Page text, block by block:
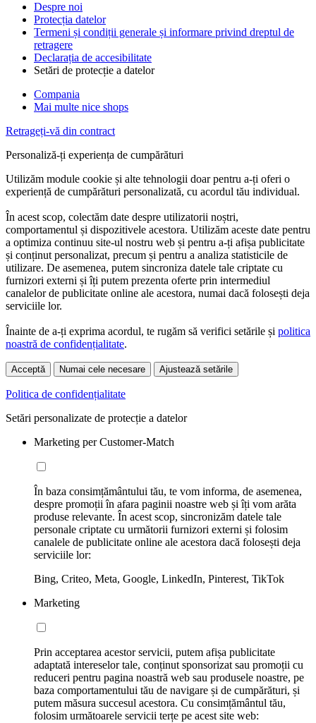
Despre noi
Protecția datelor
Termeni și condiții generale și informare privind dreptul de
retragere
Declarația de accesibilitate
Setări de protecție a datelor
Compania
Mai multe nice shops
Retrageți-vă din contract
Personaliză-ți experiența de cumpărături
Utilizăm module cookie și alte tehnologii doar pentru a-ți oferi o
experiență de cumpărături personalizată, cu acordul tău individual.
În acest scop, colectăm date despre utilizatorii noștri,
comportamentul și dispozitivele acestora. Utilizăm aceste date pentru
a optimiza continuu site-ul nostru web și pentru a-ți afișa publicitate
și conținut personalizat, precum și pentru a analiza statisticile de
utilizare. De asemenea, putem sincroniza datele tale criptate cu
furnizori externi și îți putem prezenta oferte prin intermediul
canalelor de publicitate online ale acestora, numai dacă folosești deja
serviciile lor.
Înainte de a-ți exprima acordul, te rugăm să verifici setările și politica
noastră de confidențialitate.
Acceptă Numai cele necesare Ajustează setările
Politica de confidențialitate
Setări personalizate de protecție a datelor
Marketing per Customer-Match
În baza consimțământului tău, te vom informa, de asemenea,
despre promoții în afara paginii noastre web și îți vom arăta
produse relevante. În acest scop, sincronizăm datele tale
personale criptate cu următorii furnizori externi și folosim
canalele de publicitate online ale acestora dacă folosești deja
serviciile lor:
Bing, Criteo, Meta, Google, LinkedIn, Pinterest, TikTok
Marketing
Prin acceptarea acestor servicii, putem afișa publicitate
adaptată intereselor tale, conținut sponsorizat sau promoții cu
reduceri pentru pagina noastră web sau produsele noastre, pe
baza comportamentului tău de navigare și de cumpărături, și
putem măsura succesul acestora. Cu consimțământul tău,
folosim următoarele servicii terțe pe acest site web: